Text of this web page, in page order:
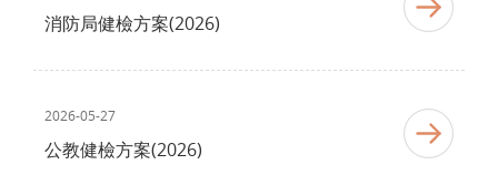
消防局健檢方案(2026)
2026-05-27
公教健檢方案(2026)